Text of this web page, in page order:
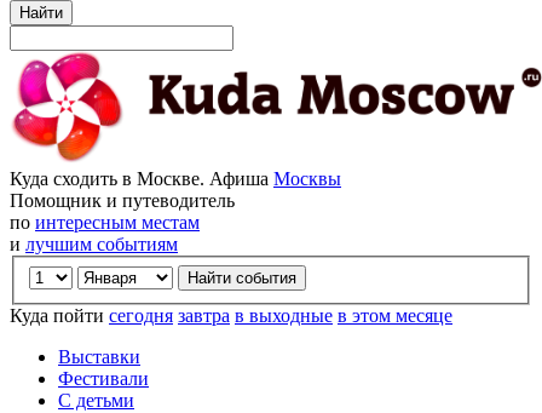
Найти
Куда сходить в Москве. Афиша Москвы
Помощник и путеводитель
по интересным местам
и лучшим событиям
Куда пойти сегодня завтра в выходные в этом месяце
Выставки
Фестивали
С детьми